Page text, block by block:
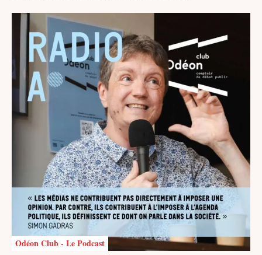
Odéon Club - Le Podcast